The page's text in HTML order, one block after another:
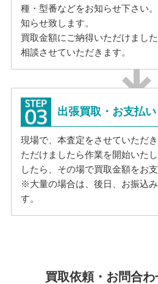
種・型番などをお知らせ下さい
知らせ致します。
買取金額にご納得いただけまし
相談させていただきます。
出張買取・お支払い
現場で、本査定をさせていただ
ただけましたら作業を開始いた
したら、その場で買取金額をお
※大量の場合は、後日、お振込
す。
買取依頼・お問合